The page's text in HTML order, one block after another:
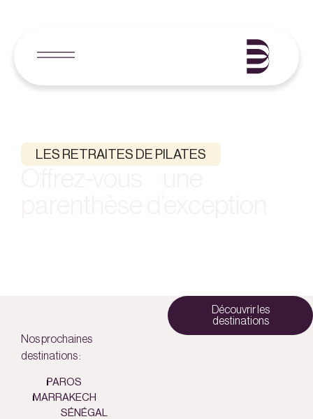
LES RETRAITES DE PILATES
Nos prochaines
destinations :
PAROS
MARRAKECH
SÉNÉGAL
Découvrir les
destinations